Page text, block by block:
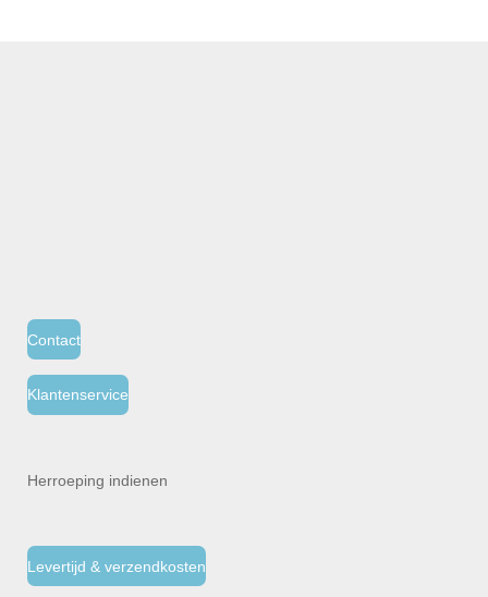
Contact
Klantenservice
Herroeping indienen
Levertijd & verzendkosten